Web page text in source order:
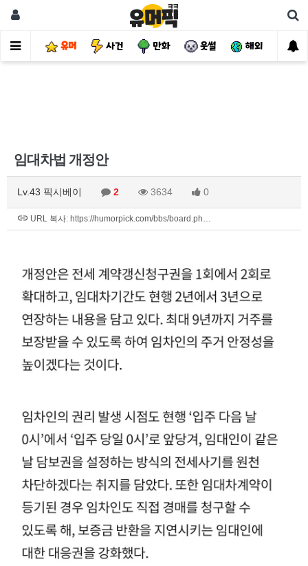
유머 사건 만화 웃썰 해외 핫
임대차법 개정안
Lv.43 픽시베이 2 3634 0
URL 복사: https://humorpick.com/bbs/board.ph…